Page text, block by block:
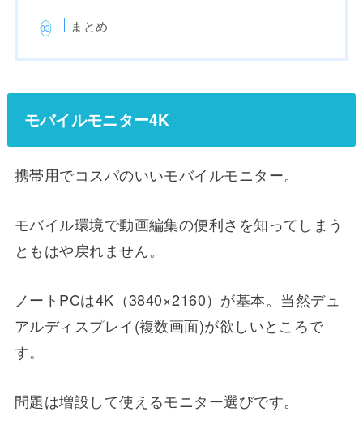
まとめ
モバイルモニター4K
携帯用でコスパのいいモバイルモニター。
モバイル環境で動画編集の便利さを知ってしまう
ともはや戻れません。
ノートPCは4K（3840×2160）が基本。当然デュ
アルディスプレイ(複数画面)が欲しいところで
す。
問題は増設して使えるモニター選びです。